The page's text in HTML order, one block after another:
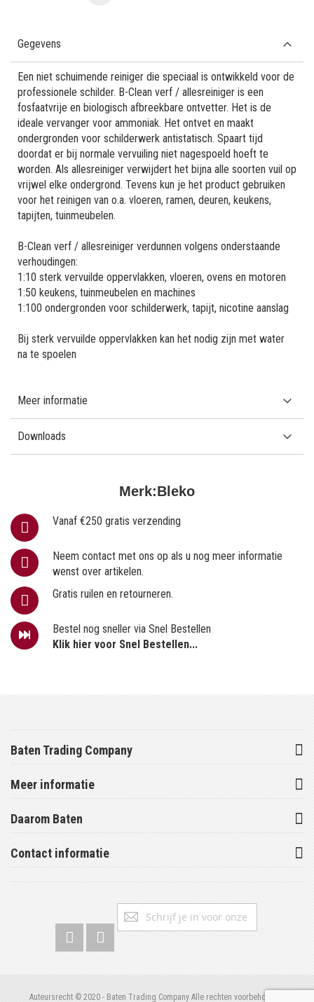
Merk:Bleko
Vanaf €250 gratis verzending
Neem contact met ons op als u nog meer informatie
wenst over artikelen.
Gratis ruilen en retourneren.
Bestel nog sneller via Snel Bestellen
Klik hier voor Snel Bestellen...
Gegevens
Een niet schuimende reiniger die speciaal is ontwikkeld voor de
professionele schilder. B-Clean verf / allesreiniger is een
fosfaatvrije en biologisch afbreekbare ontvetter. Het is de
ideale vervanger voor ammoniak. Het ontvet en maakt
ondergronden voor schilderwerk antistatisch. Spaart tijd
doordat er bij normale vervuiling niet nagespoeld hoeft te
worden. Als allesreiniger verwijdert het bijna alle soorten vuil op
vrijwel elke ondergrond. Tevens kun je het product gebruiken
voor het reinigen van o.a. vloeren, ramen, deuren, keukens,
tapijten, tuinmeubelen.
B-Clean verf / allesreiniger verdunnen volgens onderstaande
verhoudingen:
1:10 sterk vervuilde oppervlakken, vloeren, ovens en motoren
1:50 keukens, tuinmeubelen en machines
1:100 ondergronden voor schilderwerk, tapijt, nicotine aanslag
Bij sterk vervuilde oppervlakken kan het nodig zijn met water
na te spoelen
Meer informatie
Downloads
Baten Trading Company
Meer informatie
Daarom Baten
Contact informatie
Abonneer
Auteursrecht © 2020 - Baten Trading Company Alle rechten voorbehouden.